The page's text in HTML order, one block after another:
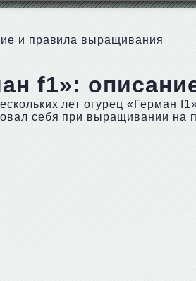
и правила выращивания
f1»:
лет огурец «Герман
себя при выращивании на